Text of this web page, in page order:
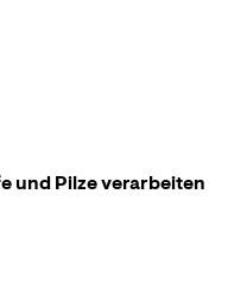
und Pilze verarbeiten